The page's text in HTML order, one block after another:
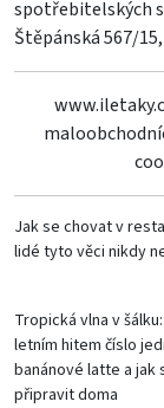
spotřebitelských
Štěpánská 567/15,
Jak se chovat v
lidé tyto věci nikdy
Tropická vlna v
letním hitem číslo
banánové latte a jak
připravit doma